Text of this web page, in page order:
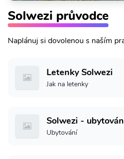
Solwezi průvodce
Naplánuj si dovolenou s naším
Letenky Solwezi
Jak na letenky
Solwezi -
Ubytování